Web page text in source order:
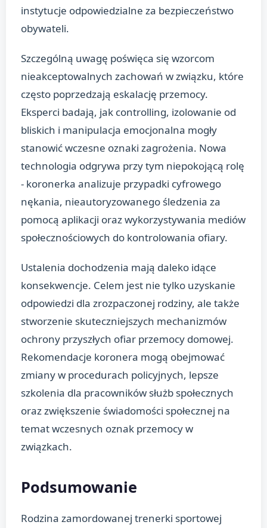
instytucje odpowiedzialne za bezpieczeństwo
obywateli.
Szczególną uwagę poświęca się wzorcom
nieakceptowalnych zachowań w związku, które
często poprzedzają eskalację przemocy.
Eksperci badają, jak controlling, izolowanie od
bliskich i manipulacja emocjonalna mogły
stanowić wczesne oznaki zagrożenia. Nowa
technologia odgrywa przy tym niepokojącą rolę
- koronerka analizuje przypadki cyfrowego
nękania, nieautoryzowanego śledzenia za
pomocą aplikacji oraz wykorzystywania mediów
społecznościowych do kontrolowania ofiary.
Ustalenia dochodzenia mają daleko idące
konsekwencje. Celem jest nie tylko uzyskanie
odpowiedzi dla zrozpaczonej rodziny, ale także
stworzenie skuteczniejszych mechanizmów
ochrony przyszłych ofiar przemocy domowej.
Rekomendacje koronera mogą obejmować
zmiany w procedurach policyjnych, lepsze
szkolenia dla pracowników służb społecznych
oraz zwiększenie świadomości społecznej na
temat wczesnych oznak przemocy w
związkach.
Podsumowanie
Rodzina zamordowanej trenerki sportowej